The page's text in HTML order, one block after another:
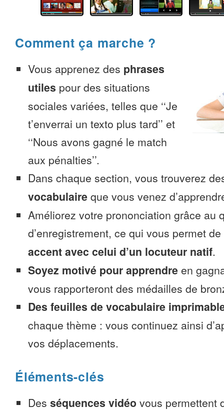
Comment ça marche ?
Vous apprenez des phrases
utiles pour des situations
sociales variées, telles que ‘‘Je
t’enverrai un texto plus tard’’ et
‘‘Nous avons gagné le match
aux pénalties’’.
Dans chaque section, vous trouverez
vocabulaire que vous venez
Améliorez votre prononciation grâce au
d’enregistrement, ce qui vous permet de
accent avec celui d’un locuteur natif.
Soyez motivé pour apprendre en
vous rapporteront des médailles de
Des feuilles de vocabulaire
chaque thème : vous continuez ainsi
vos déplacements.
Éléments-clés
Des séquences vidéo vous permettent